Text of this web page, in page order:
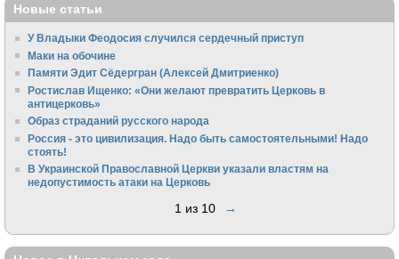
Новые статьи
У Владыки Феодосия случился сердечный приступ
Маки на обочине
Памяти Эдит Сёдергран (Алексей Дмитриенко)
Ростислав Ищенко: «Они желают превратить Церковь в
антицерковь»
Образ страданий русского народа
Россия - это цивилизация. Надо быть самостоятельными! Надо
стоять!
В Украинской Православной Церкви указали властям на
недопустимость атаки на Церковь
1 из 10 →